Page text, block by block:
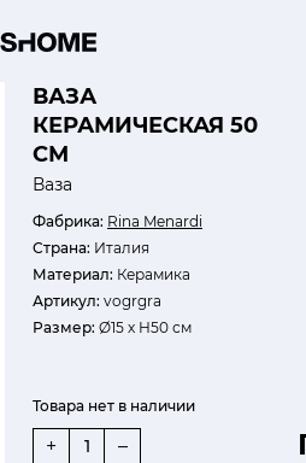
ВАЗА
КЕРАМИЧЕСКАЯ 50
СМ
Ваза
Фабрика: Rina Menardi
Страна: Италия
Материал: Керамика
Артикул: vogrgra
Размер: Ø15 х Н50 см
Товара нет в наличии
+ –